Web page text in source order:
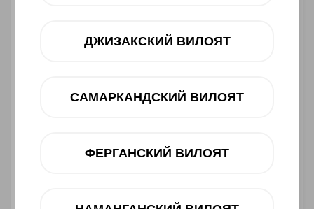
Asosiy xususiyatlari
ДЖИЗАКСКИЙ ВИЛОЯТ
САМАРКАНДСКИЙ ВИЛОЯТ
ФЕРГАНСКИЙ ВИЛОЯТ